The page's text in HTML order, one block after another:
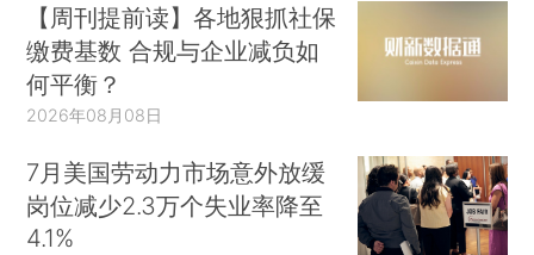
【周刊提前读】各地狠抓社保
缴费基数 合规与企业减负如
何平衡？
2026年08月08日
7月美国劳动力市场意外放缓
岗位减少2.3万个失业率降至
4.1%